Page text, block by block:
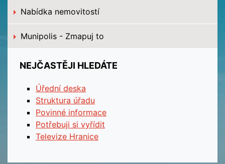
Nabídka nemovitostí
Munipolis - Zmapuj to
NEJČASTĚJI HLEDÁTE
Úřední deska
Struktura úřadu
Povinné informace
Potřebuji si vyřídit
Televize Hranice